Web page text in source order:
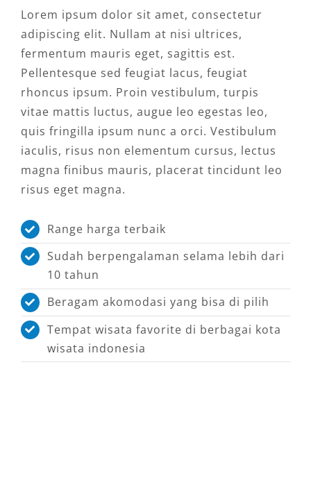
Lorem ipsum dolor sit amet, consectetur
adipiscing elit. Nullam at nisi ultrices,
fermentum mauris eget, sagittis est.
Pellentesque sed feugiat lacus, feugiat
rhoncus ipsum. Proin vestibulum, turpis
vitae mattis luctus, augue leo egestas leo,
quis fringilla ipsum nunc a orci. Vestibulum
iaculis, risus non elementum cursus, lectus
magna finibus mauris, placerat tincidunt leo
risus eget magna.
Range harga terbaik
Sudah berpengalaman selama lebih dari
10 tahun
Beragam akomodasi yang bisa di pilih
Tempat wisata favorite di berbagai kota
wisata indonesia